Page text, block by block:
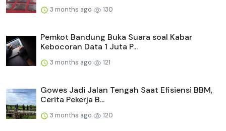
3 months ago 130
Pemkot Bandung Buka Suara soal Kabar
Kebocoran Data 1 Juta P...
3 months ago 121
Gowes Jadi Jalan Tengah Saat Efisiensi BBM,
Cerita Pekerja B...
3 months ago 120